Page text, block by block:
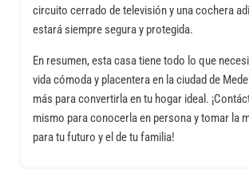
circuito cerrado de televisión y una cochera
estará siempre segura y protegida.
En resumen, esta casa tiene todo lo que
vida cómoda y placentera en la ciudad de
más para convertirla en tu hogar ideal.
mismo para conocerla en persona y tomar la
para tu futuro y el de tu familia!